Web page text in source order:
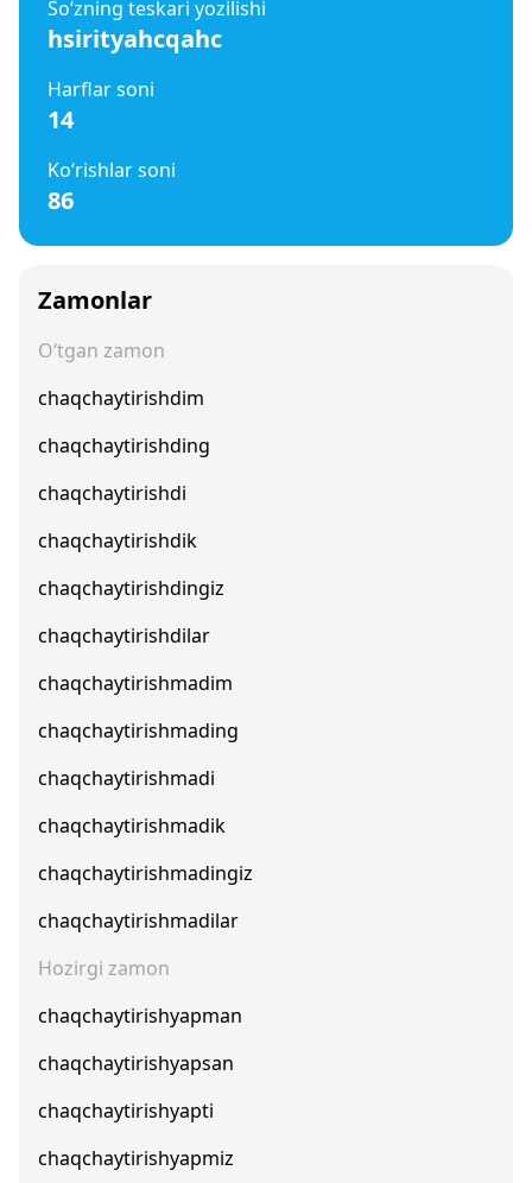
So‘zning teskari yozilishi
hsirityahcqahc
Harflar soni
14
Ko‘rishlar soni
86
Zamonlar
O‘tgan zamon
chaqchaytirishdim
chaqchaytirishding
chaqchaytirishdi
chaqchaytirishdik
chaqchaytirishdingiz
chaqchaytirishdilar
chaqchaytirishmadim
chaqchaytirishmading
chaqchaytirishmadi
chaqchaytirishmadik
chaqchaytirishmadingiz
chaqchaytirishmadilar
Hozirgi zamon
chaqchaytirishyapman
chaqchaytirishyapsan
chaqchaytirishyapti
chaqchaytirishyapmiz